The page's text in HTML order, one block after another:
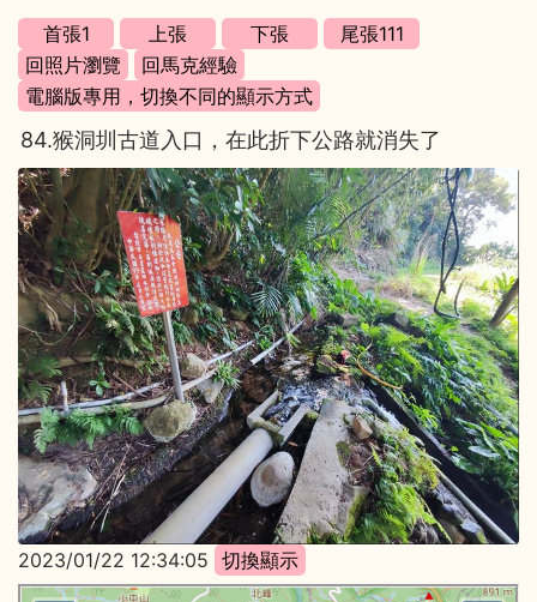
84.猴洞圳古道入口，在此折下公路就消失了
2023/01/22 12:34:05